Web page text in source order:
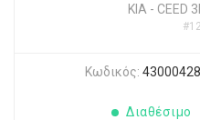
KIA - CEED
Κωδικός:
Διαθέσιμο